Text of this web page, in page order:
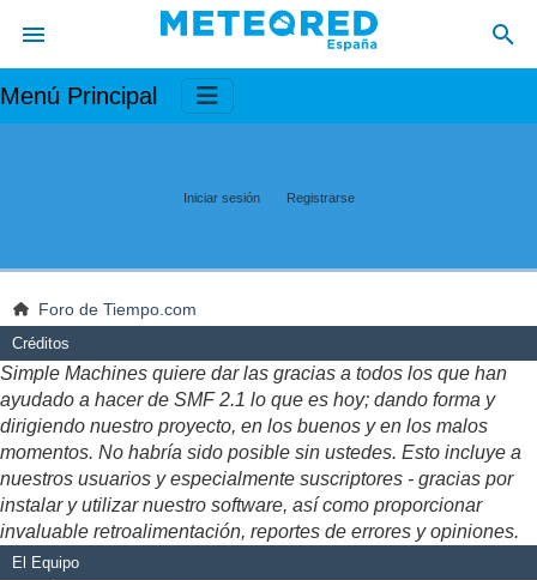
Menú Principal
Iniciar sesión Registrarse
Foro de Tiempo.com
Créditos
Simple Machines quiere dar las gracias a todos los que han
ayudado a hacer de SMF 2.1 lo que es hoy; dando forma y
dirigiendo nuestro proyecto, en los buenos y en los malos
momentos. No habría sido posible sin ustedes. Esto incluye a
nuestros usuarios y especialmente suscriptores - gracias por
instalar y utilizar nuestro software, así como proporcionar
invaluable retroalimentación, reportes de errores y opiniones.
El Equipo